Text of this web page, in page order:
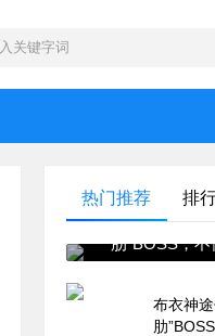
热门推荐
排
布衣神途
肋”BOSS，
怪
布衣神
肋